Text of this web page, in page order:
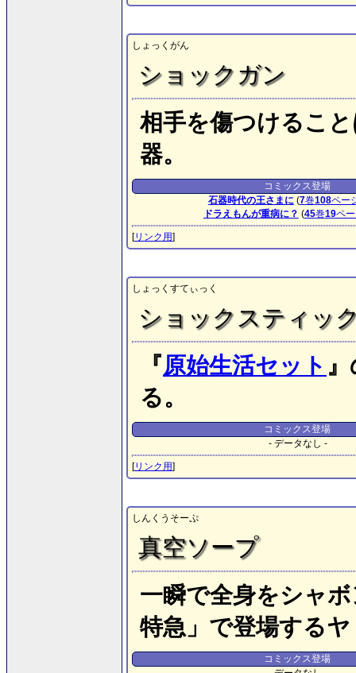
しょっくがん
ショックガン
相手を傷つけるこ
器。
コミックス登場
石器時代の王さまに(7巻108ペー
ドラえもんが重病に？ (45巻19ペ
[リンク用]
しょっくすてぃっく
ショックスティッ
『原始生活セット
る。
コミックス登場
- データなし -
[リンク用]
しんくうそーぷ
真空ソープ
一瞬で全身をシャ
特急」で登場する
コミックス登場